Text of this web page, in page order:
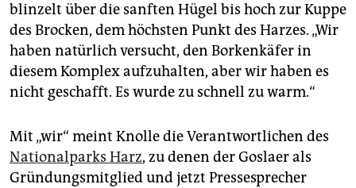
blinzelt über die sanften Hügel bis hoch zur Kuppe
des Brocken, dem höchsten Punkt des Harzes. „Wir
haben natürlich versucht, den Borkenkäfer in
diesem Komplex aufzuhalten, aber wir haben es
nicht geschafft. Es wurde zu schnell zu warm.“
Mit „wir“ meint Knolle die Verantwortlichen des
Nationalparks Harz, zu denen der ­Goslaer als
Gründungsmitglied und jetzt Pressesprecher